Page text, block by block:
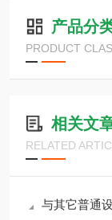
产品分
PRODUCT
相关文
RELATED
与其它普通设